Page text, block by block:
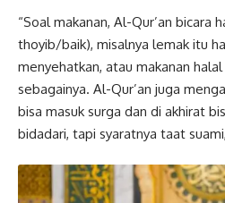
“Soal makanan, Al-Qur’an bicara
thoyib/baik), misalnya lemak itu
menyehatkan, atau makanan
sebagainya. Al-Qur’an juga
bisa masuk surga dan di akhirat
bidadari, tapi syaratnya taat